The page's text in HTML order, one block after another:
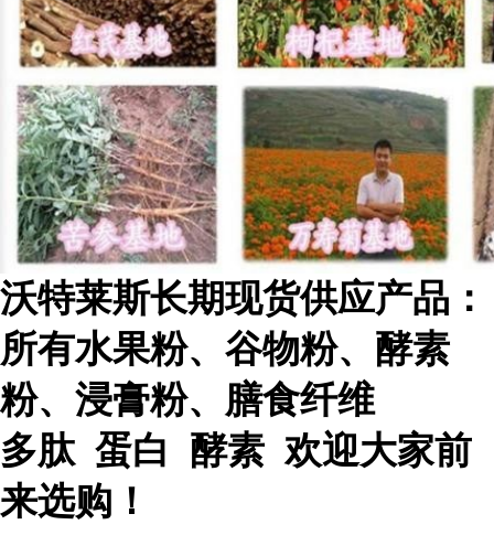
沃特莱斯长期现货供应产品：
所有水果粉、谷物粉、酵素
粉、浸膏粉、膳食纤维
多肽 蛋白 酵素 欢迎大家前
来选购！